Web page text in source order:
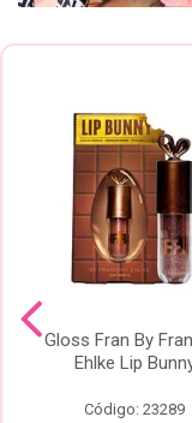
Gloss Fran By
Ehlke Lip
Código: 23289